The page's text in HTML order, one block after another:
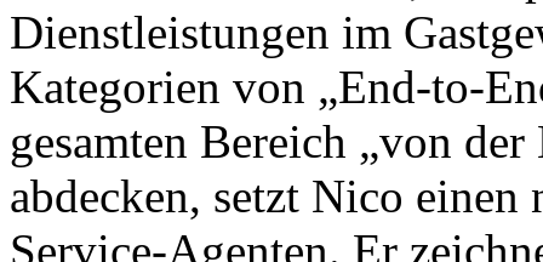
Dienstleistungen im
Kategorien von „End-to-
gesamten Bereich „von
abdecken, setzt Nico
Service-Agenten. Er